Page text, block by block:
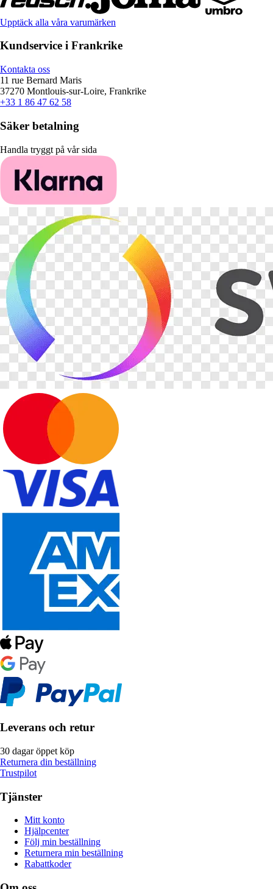
Upptäck alla våra varumärken
Kundservice i Frankrike
Kontakta oss
11 rue Bernard Maris
37270 Montlouis-sur-Loire, Frankrike
+33 1 86 47 62 58
Säker betalning
Handla tryggt på vår sida
Leverans och retur
30 dagar öppet köp
Returnera din beställning
Trustpilot
Tjänster
Mitt konto
Hjälpcenter
Följ min beställning
Returnera min beställning
Rabattkoder